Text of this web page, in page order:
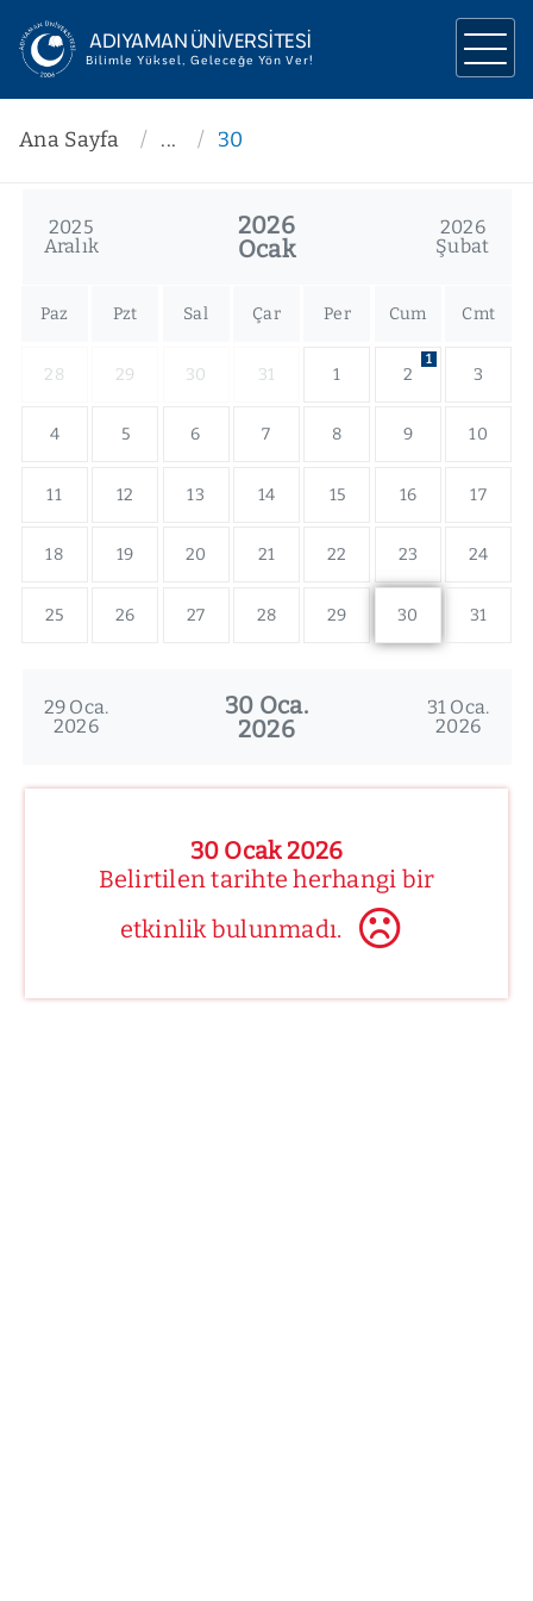
ADIYAMAN ÜNİVERSİTESİ
Bilimle Yüksel, Geleceğe Yön Ver!
ÜNİVERSİTEMİZ
AKADEMİK
Ana Sayfa ... 30
2025
Aralık
2026
Ocak
2026
Şubat
Paz Pzt Sal Çar Per Cum Cmt
28 29 30 31 1 2
1
3
4 5 6 7 8 9 10
11 12 13 14 15 16 17
18 19 20 21 22 23 24
25 26 27 28 29 30 31
29 Oca.
2026
30 Oca.
2026
31 Oca.
2026
30 Ocak 2026
Belirtilen tarihte herhangi bir
etkinlik bulunmadı.